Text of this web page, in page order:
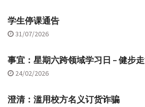
学生停课通告
31/07/2026
事宜：星期六跨领域学习日 – 健步走
24/02/2026
澄清：滥用校方名义订货诈骗